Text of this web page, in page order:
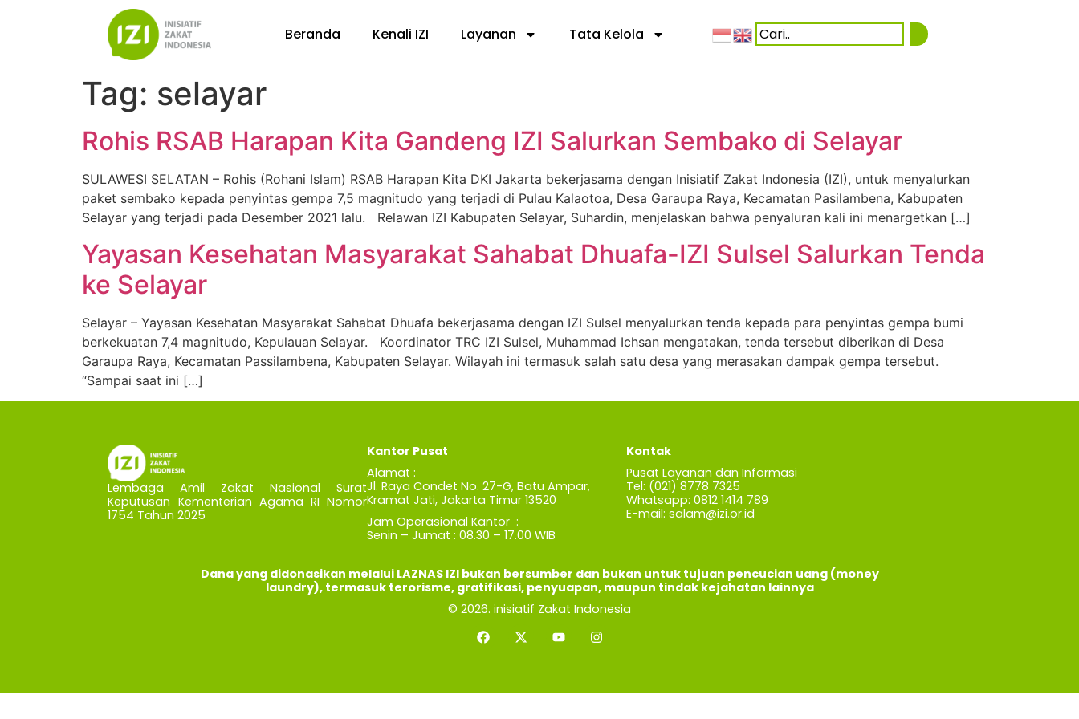
Beranda Kenali IZI Layanan Tata Kelola
Tag: selayar
Rohis RSAB Harapan Kita Gandeng IZI Salurkan Sembako di Selayar
SULAWESI SELATAN – Rohis (Rohani Islam) RSAB Harapan Kita DKI Jakarta bekerjasama dengan Inisiatif Zakat Indonesia (IZI), untuk menyalurkan
paket sembako kepada penyintas gempa 7,5 magnitudo yang terjadi di Pulau Kalaotoa, Desa Garaupa Raya, Kecamatan Pasilambena, Kabupaten
Selayar yang terjadi pada Desember 2021 lalu. Relawan IZI Kabupaten Selayar, Suhardin, menjelaskan bahwa penyaluran kali ini menargetkan […]
Yayasan Kesehatan Masyarakat Sahabat Dhuafa-IZI Sulsel Salurkan Tenda
ke Selayar
Selayar – Yayasan Kesehatan Masyarakat Sahabat Dhuafa bekerjasama dengan IZI Sulsel menyalurkan tenda kepada para penyintas gempa bumi
berkekuatan 7,4 magnitudo, Kepulauan Selayar. Koordinator TRC IZI Sulsel, Muhammad Ichsan mengatakan, tenda tersebut diberikan di Desa
Garaupa Raya, Kecamatan Passilambena, Kabupaten Selayar. Wilayah ini termasuk salah satu desa yang merasakan dampak gempa tersebut.
“Sampai saat ini […]
Lembaga Amil Zakat Nasional Surat
Keputusan Kementerian Agama RI Nomor
1754 Tahun 2025
Kantor Pusat
Alamat :
Jl. Raya Condet No. 27-G, Batu Ampar,
Kramat Jati, Jakarta Timur 13520
Jam Operasional Kantor :
Senin – Jumat : 08.30 – 17.00 WIB
Kontak
Pusat Layanan dan Informasi
Tel: (021) 8778 7325
Whatsapp: 0812 1414 789
E-mail: salam@izi.or.id
Dana yang didonasikan melalui LAZNAS IZI bukan bersumber dan bukan untuk tujuan pencucian uang (money
laundry), termasuk terorisme, gratifikasi, penyuapan, maupun tindak kejahatan lainnya
© 2026. inisiatif Zakat Indonesia